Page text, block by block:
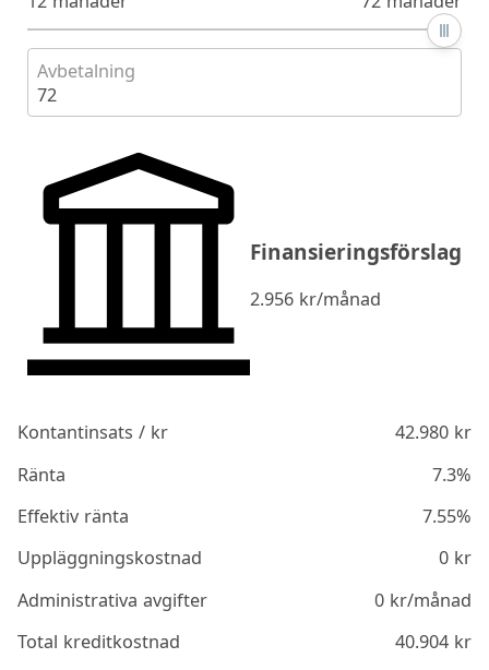
Avbetalning
72
Finansieringsförslag
2.956 kr/månad
Kontantinsats / kr 42.980kr
Ränta
7.3%
Effektiv ränta
7.55%
Uppläggningskostnad
0kr
Administrativa avgifter
0kr/månad
Total kreditkostnad
40.904kr